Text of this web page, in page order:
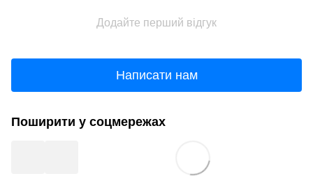
Додайте перший відгук
Написати нам
Поширити у соцмережах